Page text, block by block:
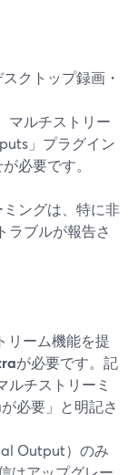
クトップ録画・
マルチストリー
」プラグイン
必要です。
ングは、特に非
ラブルが報告さ
リーム機能を提
が必要です。記
チストリーミ
必要」と明記さ
Output）のみ